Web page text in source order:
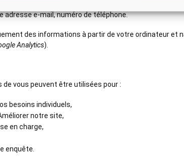
e-mail, numéro de téléphone.
des informations à partir de votre ordinateur et
Analytics).
vous peuvent être utilisées pour :
besoins individuels,
notre site,
en charge,
enquête.